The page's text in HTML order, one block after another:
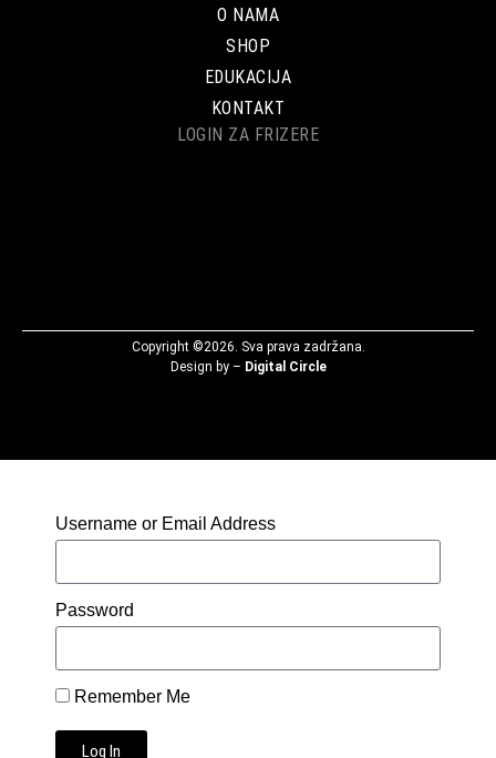
O NAMA
SHOP
EDUKACIJA
KONTAKT
LOGIN ZA FRIZERE
Copyright ©2026. Sva prava zadržana.
Design by – Digital Circle
Username or Email Address
Password
Remember Me
Log In